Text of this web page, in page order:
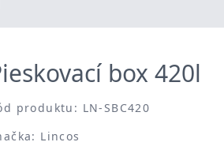
box 420l
produktu: LN-SBC420
Lincos